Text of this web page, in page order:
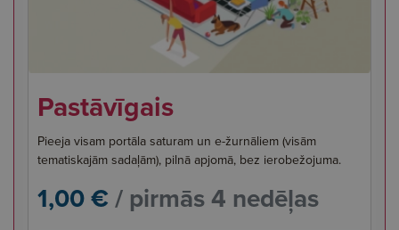
Pastāvīgais
Pieeja visam portāla saturam un e-žurnāliem (visām
tematiskajām sadaļām), pilnā apjomā, bez ierobežojuma.
1,00 €/ pirmās 4 nedēļas